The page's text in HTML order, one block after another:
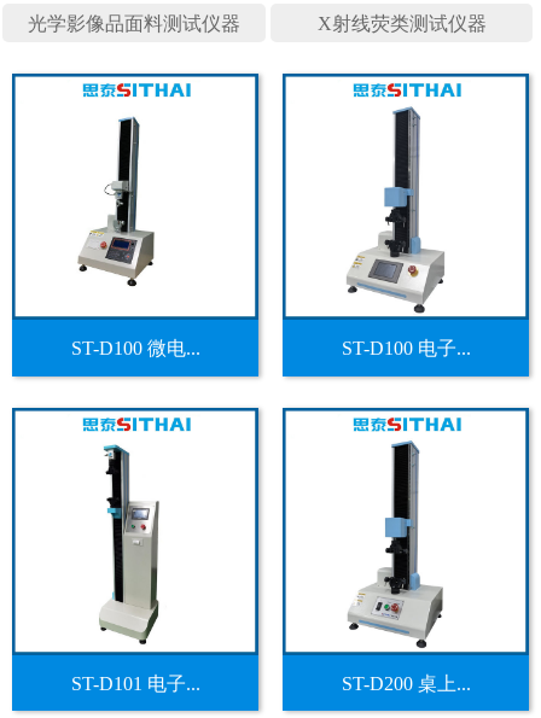
光学影像 X射线荧
ST-D100 微电... ST-D100 电子...
ST-D101 电子... ST-D200 桌上...